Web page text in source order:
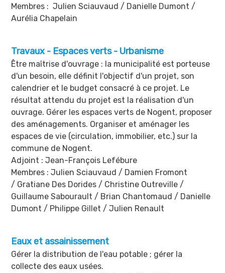
Membres : Julien Sciauvaud / Danielle Dumont /
Aurélia Chapelain
Travaux - Espaces verts - Urbanisme
Être maîtrise d'ouvrage : la municipalité est porteuse
d'un besoin, elle définit l'objectif d'un projet, son
calendrier et le budget consacré à ce projet. Le
résultat attendu du projet est la réalisation d'un
ouvrage. Gérer les espaces verts de Nogent, proposer
des aménagements. Organiser et aménager les
espaces de vie (circulation, immobilier, etc.) sur la
commune de Nogent.
Adjoint : Jean-François Lefébure
Membres : Julien Sciauvaud / Damien Fromont
/ Gratiane Des Dorides / Christine Outreville /
Guillaume Sabourault / Brian Chantomaud / Danielle
Dumont / Philippe Gillet / Julien Renault
Eaux et assainissement
Gérer la distribution de l'eau potable ; gérer la
collecte des eaux usées.